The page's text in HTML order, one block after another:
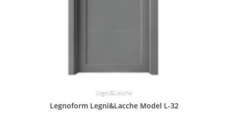
Legni&Lacche
Legnoform Legni&Lacche Model L-32